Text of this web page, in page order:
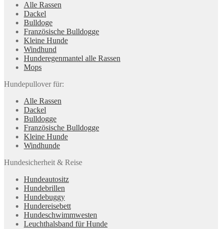
Alle Rassen
Dackel
Bulldoge
Französische Bulldogge
Kleine Hunde
Windhund
Hunderegenman­tel alle Rassen
Mops
Hundepullover für:
Alle Rassen
Dackel
Bulldogge
Französische Bulldogge
Kleine Hunde
Windhunde
Hundesicherheit & Reise
Hundeautositz
Hundebrillen
Hundebuggy
Hundereisebett
Hundeschwimmwesten
Leuchthalsband für Hunde